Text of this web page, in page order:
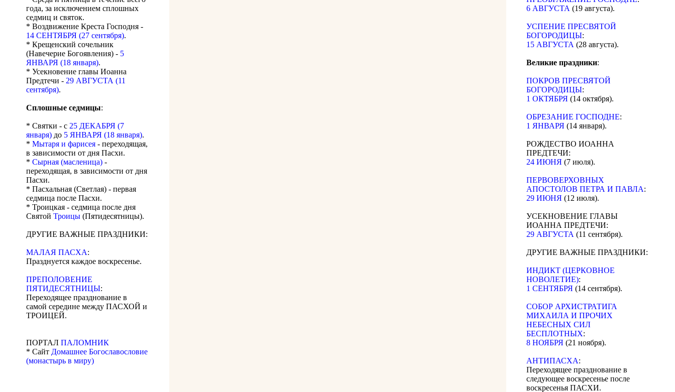
года, за исключением сплошных
седмиц и святок.
* Воздвижение Креста Господня -
14 СЕНТЯБРЯ (27 сентября).
* Крещенский сочельник
(Навечерие Богоявления) - 5
ЯНВАРЯ (18 января).
* Усекновение главы Иоанна
Предтечи - 29 АВГУСТА (11
сентября).
Сплошные седмицы:
* Святки - с 25 ДЕКАБРЯ (7
января) до 5 ЯНВАРЯ (18 января).
* Мытаря и фарисея - переходящая,
в зависимости от дня Пасхи.
* Сырная (масленица) -
переходящая, в зависимости от дня
Пасхи.
* Пасхальная (Светлая) - первая
седмица после Пасхи.
* Троицкая - седмица после дня
Святой Троицы (Пятидесятницы).
ДРУГИЕ ВАЖНЫЕ ПРАЗДНИКИ:
МАЛАЯ ПАСХА:
Празднуется каждое воскресенье.
ПРЕПОЛОВЕНИЕ
ПЯТИДЕСЯТНИЦЫ:
Переходящее празднование в
самой середине между ПАСХОЙ и
ТРОИЦЕЙ.
ПОРТАЛ ПАЛОМНИК
* Сайт Домашнее Богославословие
(монастырь в миру)
6 АВГУСТА (19 августа).
УСПЕНИЕ ПРЕСВЯТОЙ
БОГОРОДИЦЫ:
15 АВГУСТА (28 августа).
Великие праздники:
ПОКРОВ ПРЕСВЯТОЙ
БОГОРОДИЦЫ:
1 ОКТЯБРЯ (14 октября).
ОБРЕЗАНИЕ ГОСПОДНЕ:
1 ЯНВАРЯ (14 января).
РОЖДЕСТВО ИОАННА
ПРЕДТЕЧИ:
24 ИЮНЯ (7 июля).
ПЕРВОВЕРХОВНЫХ
АПОСТОЛОВ ПЕТРА И ПАВЛА:
29 ИЮНЯ (12 июля).
УСЕКНОВЕНИЕ ГЛАВЫ
ИОАННА ПРЕДТЕЧИ:
29 АВГУСТА (11 сентября).
ДРУГИЕ ВАЖНЫЕ ПРАЗДНИКИ:
ИНДИКТ (ЦЕРКОВНОЕ
НОВОЛЕТИЕ):
1 СЕНТЯБРЯ (14 сентября).
CОБОР АРХИСТРАТИГА
МИХАИЛА И ПРОЧИХ
НЕБЕСНЫХ СИЛ
БЕСПЛОТНЫХ:
8 НОЯБРЯ (21 ноября).
АНТИПАСХА:
Переходящее празднование в
следующее воскресенье после
воскресенья ПАСХИ.